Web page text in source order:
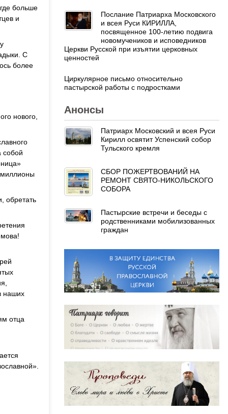
больше
и
С
более
нового,
собой
миллионы
обретать
наших
отца
Послание Патриарха Московского
и всея Руси КИРИЛЛА,
посвященное 100-летию подвига
новомучеников и исповедников
Церкви Русской при изъятии церковных
ценностей
Циркулярное письмо относительно
пастырской работы с подростками
Анонсы
Патриарх Московский и всея Руси
Кирилл освятит Успенский собор
Тульского кремля
СБОР ПОЖЕРТВОВАНИЙ НА
РЕМОНТ СВЯТО-НИКОЛЬСКОГО
СОБОРА
Пастырские встречи и беседы с
родственниками мобилизованных
граждан